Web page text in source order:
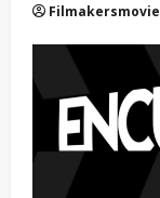
Filmakersmovie